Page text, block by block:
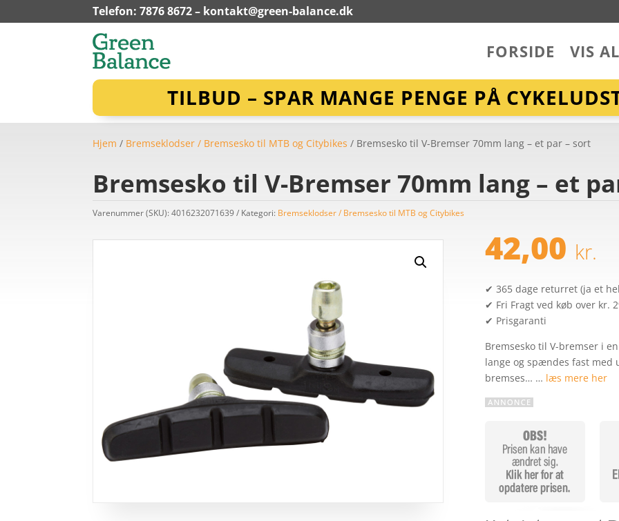
Telefon: 7876 8672 – kontakt@green-balance.dk
FORSIDE VIS
TILBUD – SPAR MANGE PENGE PÅ
Hjem / Bremseklodser / Bremsesko til MTB og Citybikes / Bremsesko til V-Bremser 70mm lang – et par – sort
Bremsesko til V-Bremser 70mm lang – et
Varenummer (SKU):4016232071639 Kategori: Bremseklodser / Bremsesko til MTB og Citybikes
42,00 kr.
✔ 365 dage returret (ja et
✔ Fri Fragt ved køb over kr.
✔ Prisgaranti
Bremsesko til V-bremser i
lange og spændes fast med
bremses… … læs mere her